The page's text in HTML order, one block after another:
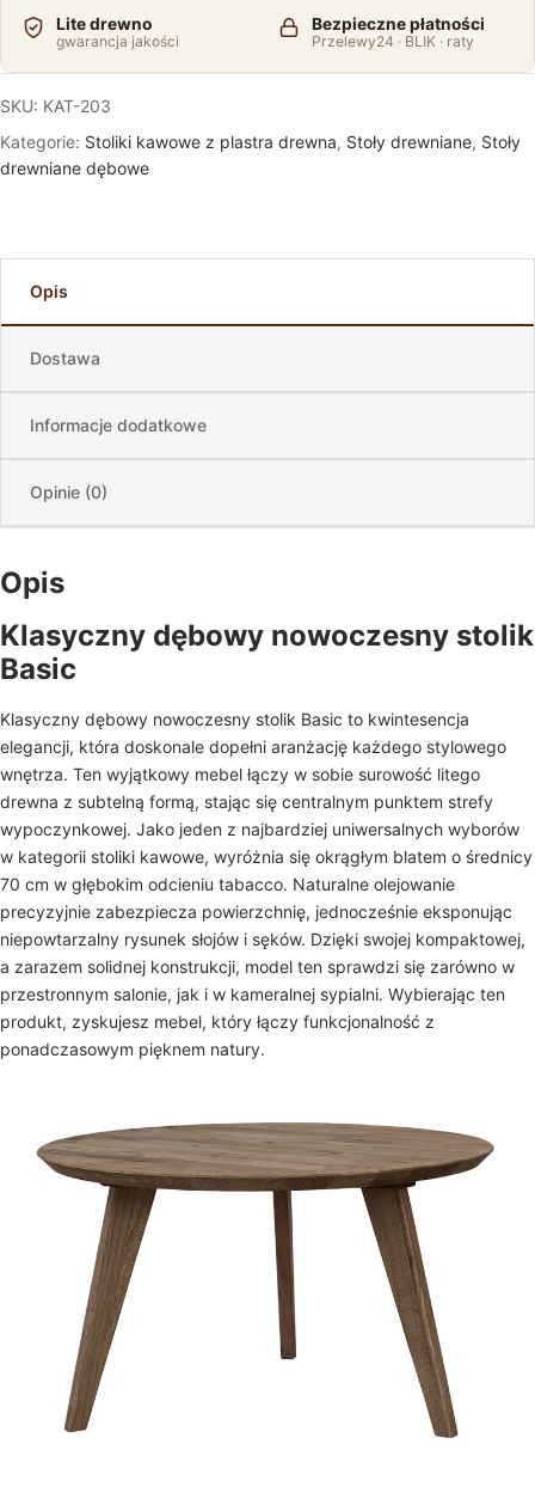
Lite drewno
gwarancja jakości
Bezpieczne płatności
Przelewy24 · BLIK · raty
SKU: KAT-203
Kategorie: Stoliki kawowe z plastra drewna, Stoły drewniane, Stoły
drewniane dębowe
Opis
Dostawa
Informacje dodatkowe
Opinie (0)
Opis
Klasyczny dębowy nowoczesny stolik
Basic
Klasyczny dębowy nowoczesny stolik Basic to kwintesencja
elegancji, która doskonale dopełni aranżację każdego stylowego
wnętrza. Ten wyjątkowy mebel łączy w sobie surowość litego
drewna z subtelną formą, stając się centralnym punktem strefy
wypoczynkowej. Jako jeden z najbardziej uniwersalnych wyborów
w kategorii stoliki kawowe, wyróżnia się okrągłym blatem o średnicy
70 cm w głębokim odcieniu tabacco. Naturalne olejowanie
precyzyjnie zabezpiecza powierzchnię, jednocześnie eksponując
niepowtarzalny rysunek słojów i sęków. Dzięki swojej kompaktowej,
a zarazem solidnej konstrukcji, model ten sprawdzi się zarówno w
przestronnym salonie, jak i w kameralnej sypialni. Wybierając ten
produkt, zyskujesz mebel, który łączy funkcjonalność z
ponadczasowym pięknem natury.